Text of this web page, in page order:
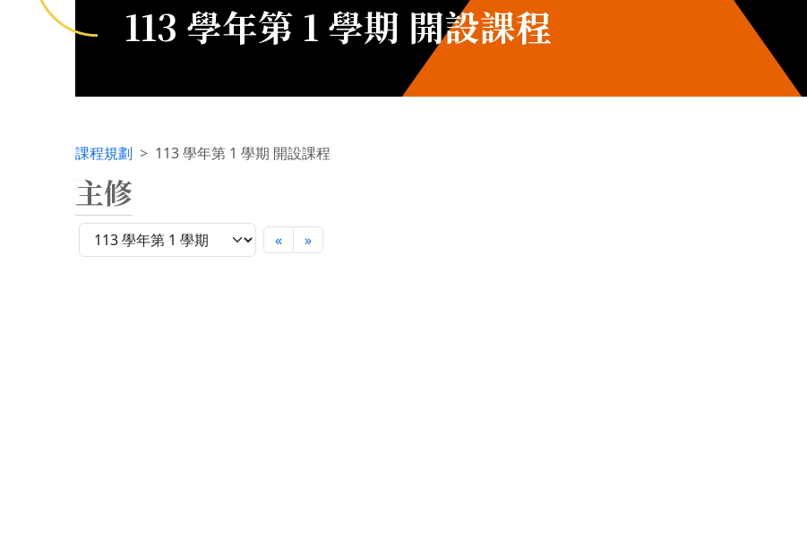
113 學年第 1 學期 開設課程
課程規劃
113 學年第 1 學期 開設課程
:::
主修
« »